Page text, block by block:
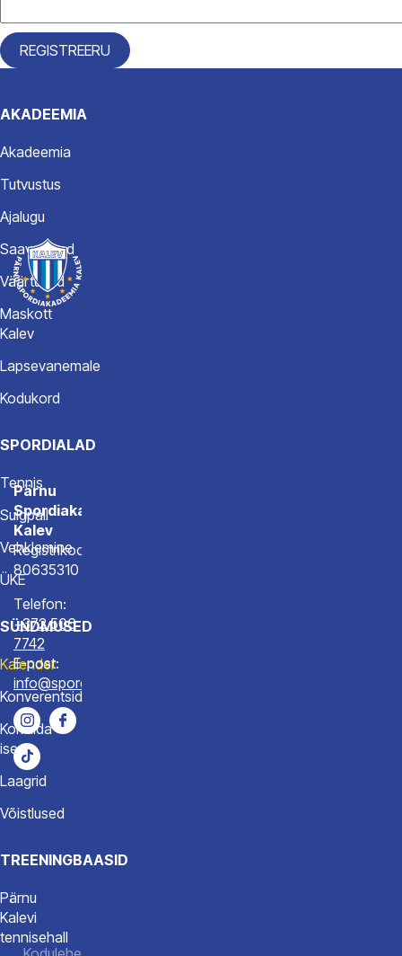
AKADEEMIA
Akadeemia
Tutvustus
Ajalugu
Saavutused
Väärtused
Maskott
Kalev
Lapsevanemale
Kodukord
SPORDIALAD
Tennis
Sulgpall
Vehklemine
ÜKE
SÜNDMUSED
Kalender
Konverentsid
Korralda
ise
Laagrid
Võistlused
TREENINGBAASID
Pärnu
Kalevi
tennisehall
Pärnu
Spordiakadeemia
Kalev
Registrikood
80635310
Telefon:
+372 506
7742
E-post:
info@spordiakadeemia.ee